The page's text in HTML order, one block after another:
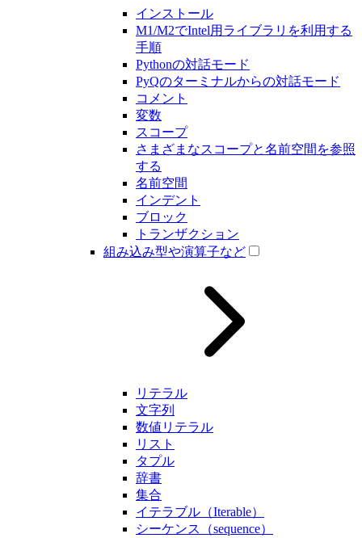
インストール
M1/M2でIntel用ライブラリを利用する
手順
Pythonの対話モード
PyQのターミナルからの対話モード
コメント
変数
スコープ
さまざまなスコープと名前空間を参照
する
名前空間
インデント
ブロック
トランザクション
組み込み型や演算子など
リテラル
文字列
数値リテラル
リスト
タプル
辞書
集合
イテラブル（Iterable）
シーケンス（sequence）